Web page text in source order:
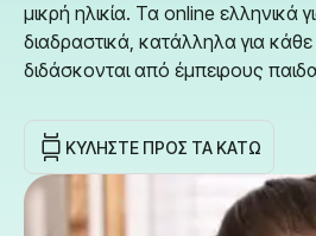
μικρή ηλικία. Τα online ελληνικά
διαδραστικά, κατάλληλα για κάθε
διδάσκονται από έμπειρους
ΚΥΛΉΣΤΕ ΠΡΟΣ ΤΑ ΚΆΤΩ